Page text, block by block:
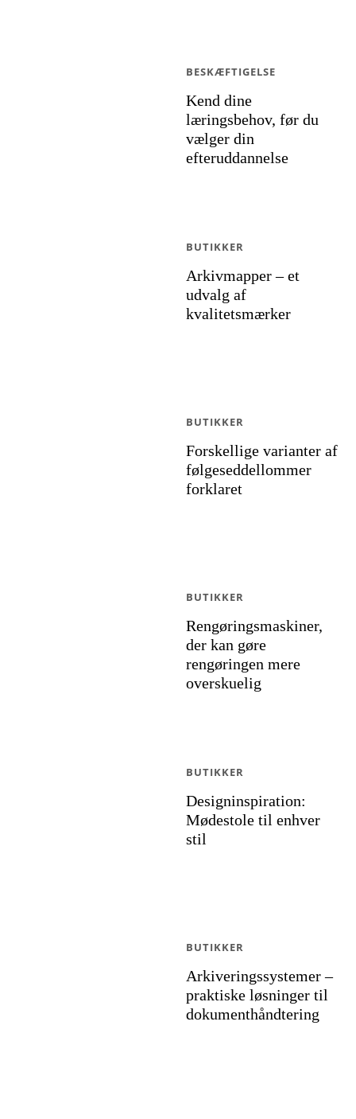
Kend dine
læringsbehov, før du
vælger din
efteruddannelse
BESKÆFTIGELSE
Arkivmapper – et
udvalg af
kvalitetsmærker
BUTIKKER
Forskellige varianter af
følgeseddellommer
forklaret
BUTIKKER
Rengøringsmaskiner,
der kan gøre
rengøringen mere
overskuelig
BUTIKKER
Designinspiration:
Mødestole til enhver
stil
BUTIKKER
Arkiveringssystemer –
praktiske løsninger til
dokumenthåndtering
BUTIKKER